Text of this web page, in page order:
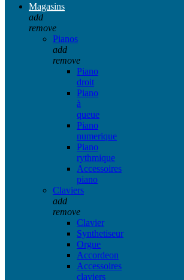
Magasins
add
remove
Pianos
add
remove
Piano
droit
Piano
à
queue
Piano
numerique
Piano
rythmique
Accessoires
piano
Claviers
add
remove
Clavier
Synthetiseur
Orgue
Accordeon
Accessoires
claviers